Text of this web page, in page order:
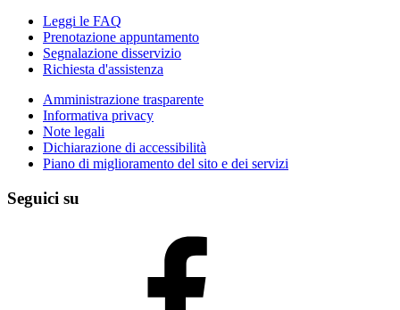
Leggi le FAQ
Prenotazione appuntamento
Segnalazione disservizio
Richiesta d'assistenza
Amministrazione trasparente
Informativa privacy
Note legali
Dichiarazione di accessibilità
Piano di miglioramento del sito e dei servizi
Seguici su